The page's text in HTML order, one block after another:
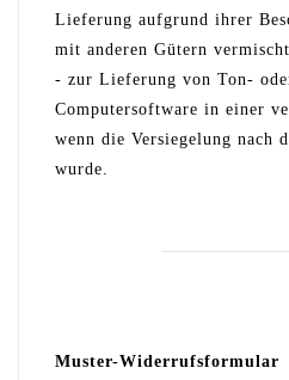
Lieferung aufgrund ihrer
mit anderen Gütern
- zur Lieferung von Ton-
Computersoftware in einer
wenn die Versiegelung nach
wurde.
Muster-Widerrufsformular